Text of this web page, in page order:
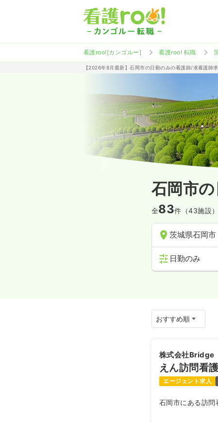
看護roo![カンゴルー] 看護roo! 転職
【2026年8月最新】石岡市の日勤のみの看護師/准看護師
石岡市
全83件（43施設）
茨城県石岡市
日勤のみ
株式会社Bridge
えん訪問看
エージェント求人
石岡市にある訪問